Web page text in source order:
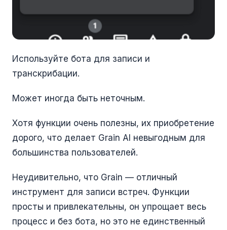
Используйте бота для записи и
транскрибации.
Может иногда быть неточным.
Хотя функции очень полезны, их приобретение
дорого, что делает Grain AI невыгодным для
большинства пользователей.
Неудивительно, что Grain — отличный
инструмент для записи встреч. Функции
просты и привлекательны, он упрощает весь
процесс и без бота, но это не единственный